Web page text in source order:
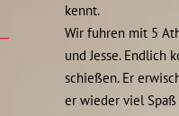
kennt.
Wir fuhren mit 5
und Jesse. Endlich
schießen. Er
er wieder viel